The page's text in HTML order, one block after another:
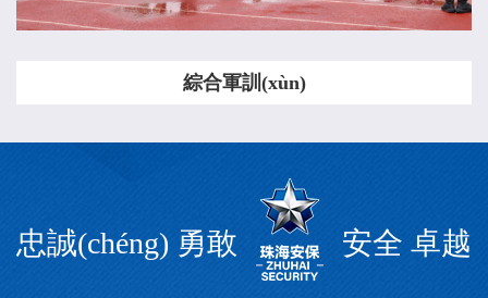
綜合軍訓(xùn)
忠誠(chéng) 勇敢 安全 卓越